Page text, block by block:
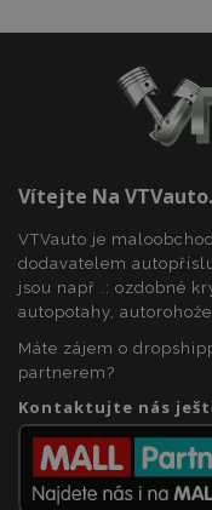
Vítejte Na
VTVauto je
dodavatelem
jsou např .: ozdobné
autopotahy,
Máte zájem o
partnerem?
Kontaktujte nás
Nezbytně
Soubory
Nezbytně
funkce
uživatele a
nezbytně
používat.
Název